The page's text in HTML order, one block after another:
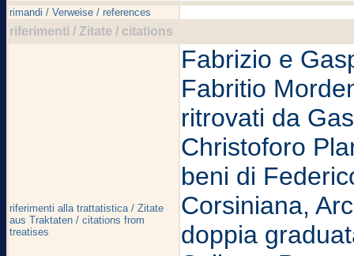
rimandi / Verweise / references
riferimenti / Zitate / citations
riferimenti alla trattatistica / Zitate
aus Traktaten / citations from
treatises
Fabrizio e
Fabritio
ritrovati da
Christoforo
beni di
Corsiniana,
doppia